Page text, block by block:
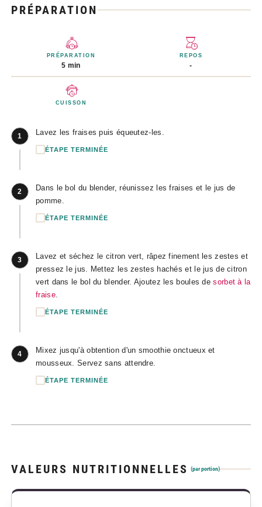
PRÉPARATION
PRÉPARATION
5 min
REPOS
-
CUISSON
1 Lavez les fraises puis équeutez-les.
ÉTAPE TERMINÉE
2
Dans le bol du blender, réunissez les fraises et le jus de
pomme.
ÉTAPE TERMINÉE
3
Lavez et séchez le citron vert, râpez finement les zestes et
pressez le jus. Mettez les zestes hachés et le jus de citron
vert dans le bol du blender. Ajoutez les boules desorbet à la
fraise.
ÉTAPE TERMINÉE
4
Mixez jusqu'à obtention d'un smoothie onctueux et
mousseux. Servez sans attendre.
ÉTAPE TERMINÉE
VALEURS NUTRITIONNELLES (par portion)